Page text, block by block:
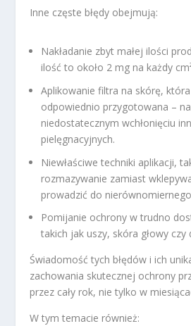
Inne częste błędy obejmują:
Nakładanie zbyt małej ilości
ilość to około 2 mg na każdy
Aplikowanie filtra na skórę, która
odpowiednio przygotowana –
niedostatecznym wchłonięciu
pielęgnacyjnych.
Niewłaściwe techniki aplikacji,
rozmazywanie zamiast
prowadzić do
Pomijanie ochrony w trudno
takich jak uszy, skóra głowy czy
Świadomość tych błędów i ich
zachowania skutecznej ochrony
przez cały rok, nie tylko w
W tym temacie również: